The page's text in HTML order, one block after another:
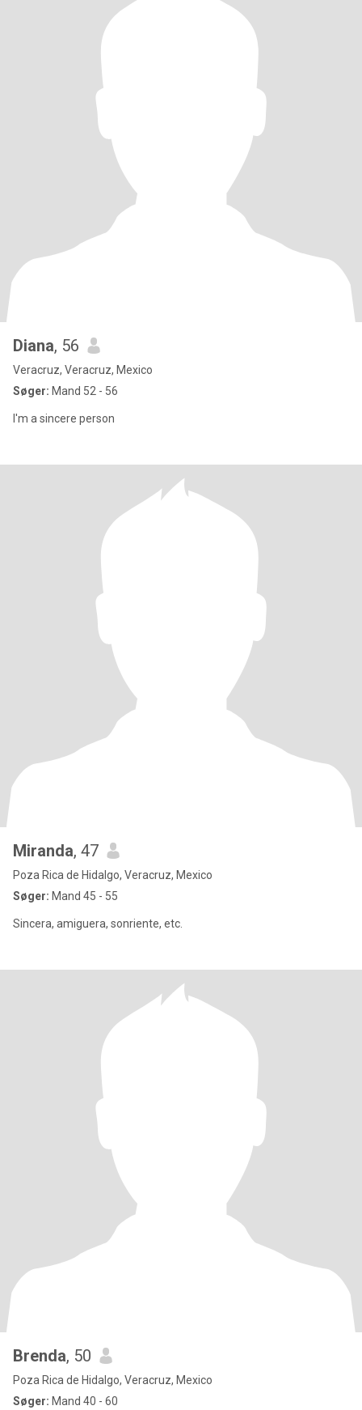
Diana, 56
Veracruz, Veracruz, Mexico
Søger: Mand 52 - 56
I'm a sincere person
Miranda, 47
Poza Rica de Hidalgo, Veracruz, Mexico
Søger: Mand 45 - 55
Sincera, amiguera, sonriente, etc.
Brenda, 50
Poza Rica de Hidalgo, Veracruz, Mexico
Søger: Mand 40 - 60